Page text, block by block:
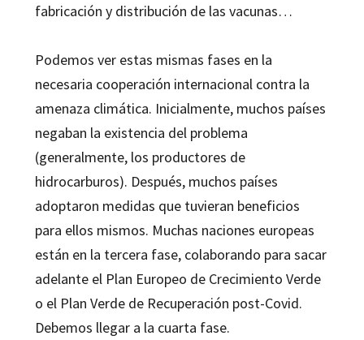
fabricación y distribución de las vacunas…
Podemos ver estas mismas fases en la
necesaria cooperación internacional contra la
amenaza climática. Inicialmente, muchos países
negaban la existencia del problema
(generalmente, los productores de
hidrocarburos). Después, muchos países
adoptaron medidas que tuvieran beneficios
para ellos mismos. Muchas naciones europeas
están en la tercera fase, colaborando para sacar
adelante el Plan Europeo de Crecimiento Verde
o el Plan Verde de Recuperación post-Covid.
Debemos llegar a la cuarta fase.